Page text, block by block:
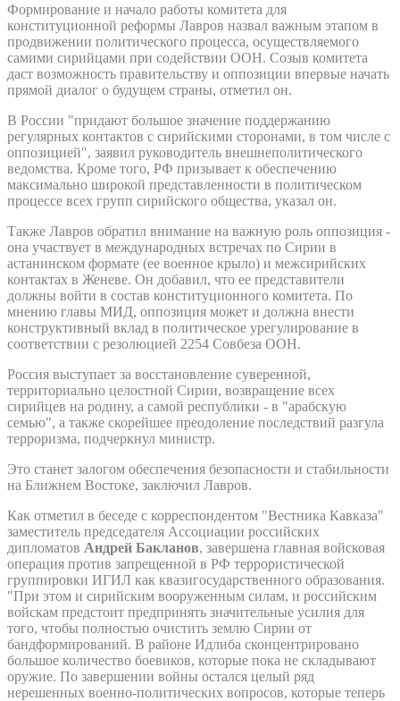
Формирование и начало работы комитета для
конституционной реформы Лавров назвал важным этапом в
продвижении политического процесса, осуществляемого
самими сирийцами при содействии ООН. Созыв комитета
даст возможность правительству и оппозиции впервые начать
прямой диалог о будущем страны, отметил он.
В России "придают большое значение поддержанию
регулярных контактов с сирийскими сторонами, в том числе с
оппозицией", заявил руководитель внешнеполитического
ведомства. Кроме того, РФ призывает к обеспечению
максимально широкой представленности в политическом
процессе всех групп сирийского общества, указал он.
Также Лавров обратил внимание на важную роль оппозиция -
она участвует в международных встречах по Сирии в
астанинском формате (ее военное крыло) и межсирийских
контактах в Женеве. Он добавил, что ее представители
должны войти в состав конституционного комитета. По
мнению главы МИД, оппозиция может и должна внести
конструктивный вклад в политическое урегулирование в
соответствии с резолюцией 2254 Совбеза ООН.
Россия выступает за восстановление суверенной,
территориально целостной Сирии, возвращение всех
сирийцев на родину, а самой республики - в "арабскую
семью", а также скорейшее преодоление последствий разгула
терроризма, подчеркнул министр.
Это станет залогом обеспечения безопасности и стабильности
на Ближнем Востоке, заключил Лавров.
Как отметил в беседе с корреспондентом "Вестника Кавказа"
заместитель председателя Ассоциации российских
дипломатов Андрей Бакланов, завершена главная войсковая
операция против запрещенной в РФ террористической
группировки ИГИЛ как квазигосударственного образования.
"При этом и сирийским вооруженным силам, и российским
войскам предстоит предпринять значительные усилия для
того, чтобы полностью очистить землю Сирии от
бандформирований. В районе Идлиба сконцентрировано
большое количество боевиков, которые пока не складывают
оружие. По завершении войны остался целый ряд
нерешенных военно-политических вопросов, которые теперь